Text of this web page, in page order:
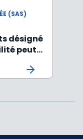
(SAS)
désigné
peut